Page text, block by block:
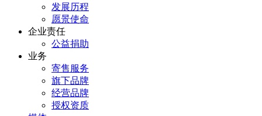
发展历程
愿景使命
企业责任
公益捐助
业务
寄售服务
旗下品牌
经营品牌
授权资质